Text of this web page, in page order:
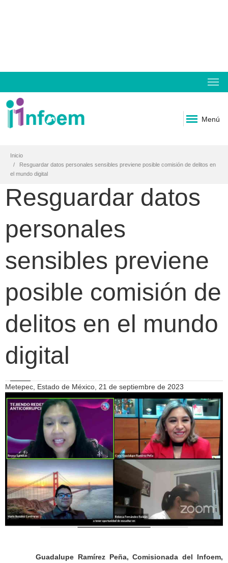
Menú
Inicio
Resguardar datos personales sensibles previene posible comisión de delitos en
el mundo digital
Resguardar datos
personales
sensibles previene
posible comisión de
delitos en el mundo
digital
Metepec, Estado de México, 21 de septiembre de 2023
Guadalupe Ramírez Peña, Comisionada del Infoem,